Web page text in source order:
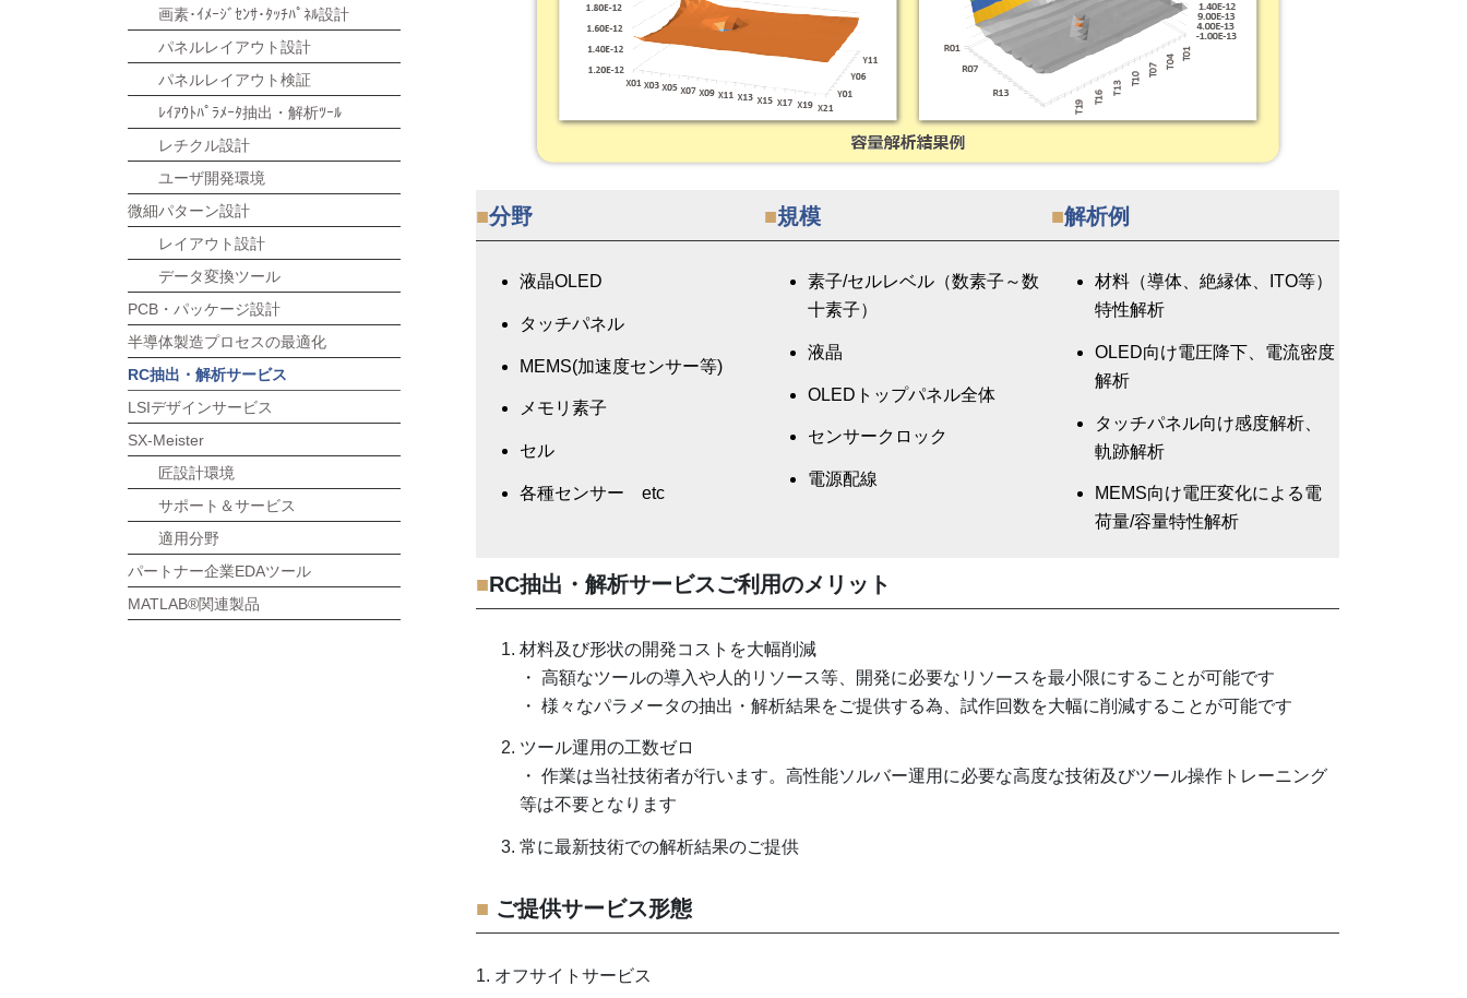
■分野
液晶OLED
タッチパネル
MEMS(加速度センサー等)
メモリ素子
セル
各種センサー etc
■規模
素子/セルレベル（数素子～数
十素子）
液晶
OLEDトップパネル全体
センサークロック
電源配線
■解析例
材料（導体、絶縁体、ITO等）
特性解析
OLED向け電圧降下、電流密度
解析
タッチパネル向け感度解析、
軌跡解析
MEMS向け電圧変化による電
荷量/容量特性解析
■RC抽出・解析サービスご利用のメリット
材料及び形状の開発コストを大幅削減
・ 高額なツールの導入や人的リソース等、開発に必要なリソースを最小限にすることが可能です
・ 様々なパラメータの抽出・解析結果をご提供する為、試作回数を大幅に削減することが可能です
ツール運用の工数ゼロ
・ 作業は当社技術者が行います。高性能ソルバー運用に必要な高度な技術及びツール操作トレーニング
等は不要となります
常に最新技術での解析結果のご提供
■ ご提供サービス形態
1. オフサイトサービス
画素･ｲﾒｰｼﾞｾﾝｻ･ﾀｯﾁﾊﾟﾈﾙ設計
パネルレイアウト設計
パネルレイアウト検証
ﾚｲｱｳﾄﾊﾟﾗﾒｰﾀ抽出・解析ﾂｰﾙ
レチクル設計
ユーザ開発環境
微細パターン設計
レイアウト設計
データ変換ツール
PCB・パッケージ設計
半導体製造プロセスの最適化
RC抽出・解析サービス
LSIデザインサービス
SX-Meister
匠設計環境
サポート＆サービス
適用分野
パートナー企業EDAツール
MATLAB®関連製品